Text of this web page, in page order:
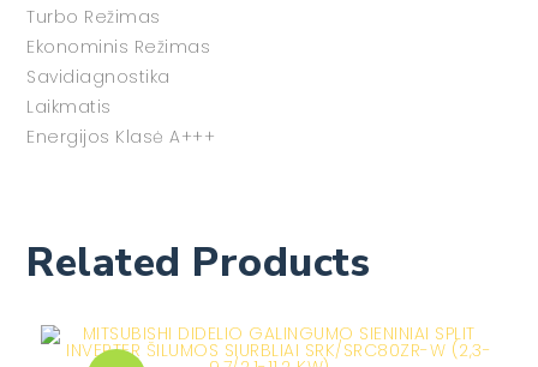
Turbo Režimas
Ekonominis Režimas
Savidiagnostika
Laikmatis
Energijos Klasė A+++
Related Products